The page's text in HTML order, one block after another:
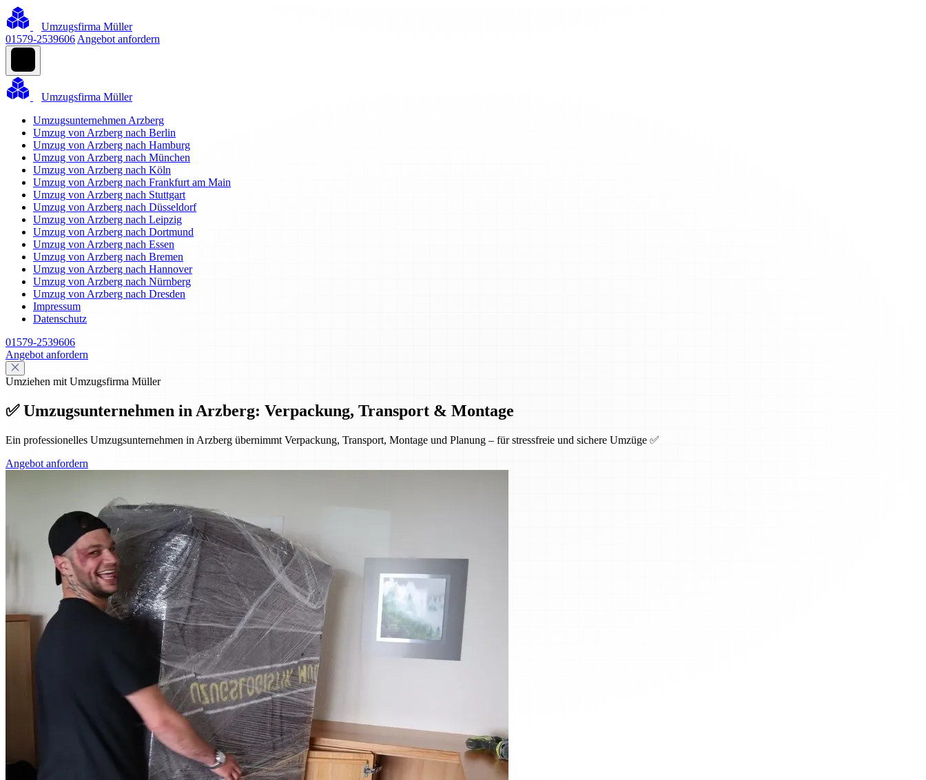
Umzugsfirma Müller
01579-2539606 Angebot anfordern
Umzugsfirma Müller
Umzugsunternehmen Arzberg
Umzug von Arzberg nach Berlin
Umzug von Arzberg nach Hamburg
Umzug von Arzberg nach München
Umzug von Arzberg nach Köln
Umzug von Arzberg nach Frankfurt am Main
Umzug von Arzberg nach Stuttgart
Umzug von Arzberg nach Düsseldorf
Umzug von Arzberg nach Leipzig
Umzug von Arzberg nach Dortmund
Umzug von Arzberg nach Essen
Umzug von Arzberg nach Bremen
Umzug von Arzberg nach Hannover
Umzug von Arzberg nach Nürnberg
Umzug von Arzberg nach Dresden
Impressum
Datenschutz
01579-2539606
Angebot anfordern
Umziehen mit Umzugsfirma Müller
✅ Umzugsunternehmen in Arzberg: Verpackung, Transport & Montage
Ein professionelles Umzugsunternehmen in Arzberg übernimmt Verpackung, Transport, Montage und Planung – für stressfreie und sichere Umzüge ✅
Angebot anfordern